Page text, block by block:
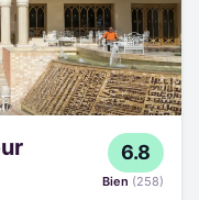
6.8
Bien (258)